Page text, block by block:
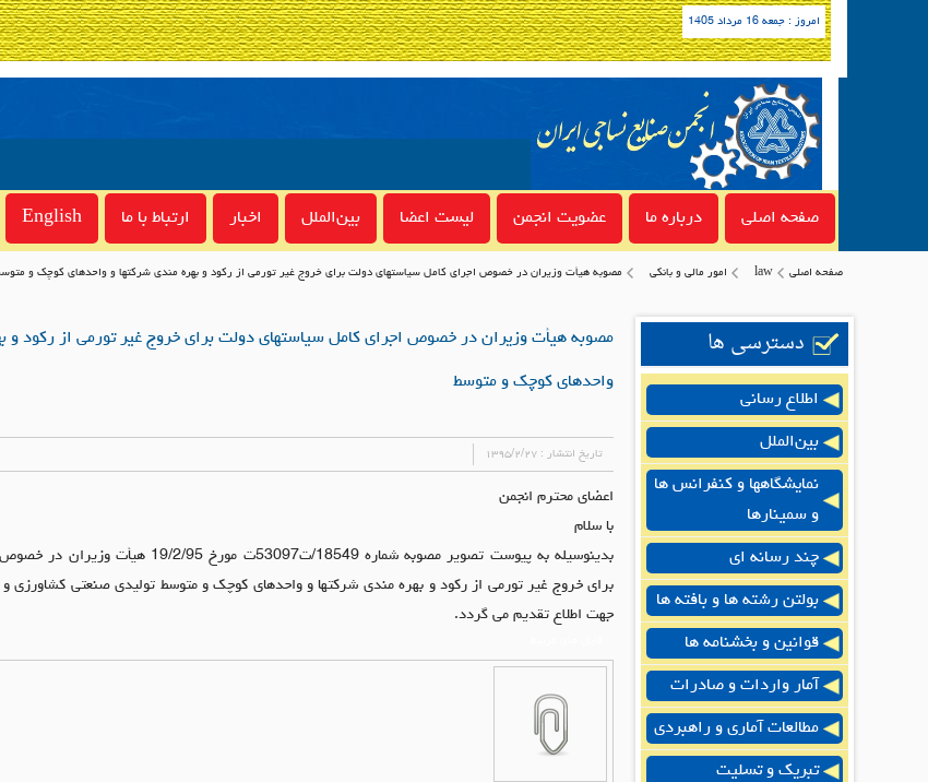
امروز : جمعه 16 مرداد 1405
صفحه اصلی درباره ما عضویت انجمن لیست اعضا بین‌الملل اخبار ارتباط با ما English
صفحه اصلی law امور مالی و بانکی مصوبه هیأت وزیران در خصوص اجرای کامل سیاستهای دولت برای خروج غیر تورمی از رکود و بهره مندی شرکتها و واحدهای کوچک و
دسترسی ها
اطلاع رسانی
بین‌الملل
نمایشگاهها و کنفرانس ها
و سمینارها
چند رسانه ای
بولتن رشته ها و بافته ها
قوانین و بخشنامه ها
آمار واردات و صادرات
مطالعات آماری و راهبردی
تبریک و تسلیت
مصوبه هیأت وزیران در خصوص اجرای کامل سیاستهای دولت برای خروج غیر تورمی از رکود و
واحدهای کوچک و متوسط
تاریخ انتشار : ۱۳۹۵/۲/۲۷
اعضای محترم انجمن
با سلام
بدینوسیله به پیوست تصویر مصوبه شماره 18549/
برای خروج غیر تورمی از رکود و بهره مندی شرکتها و واحدهای کوچک و متوسط تولیدی صنعتی کشاورزی
جهت اطلاع تقدیم می گردد.